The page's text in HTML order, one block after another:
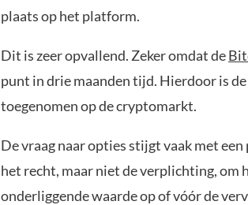
plaats op het platform.
Dit is zeer opvallend. Zeker omdat de
punt in drie maanden tijd. Hierdoor is
toegenomen op de cryptomarkt.
De vraag naar opties stijgt vaak met
het recht, maar niet de verplichting, om
onderliggende waarde op of vóór de